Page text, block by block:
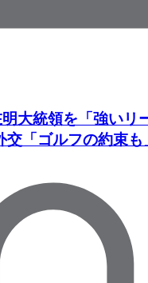
大統領を「強いリ
「ゴルフの約束も